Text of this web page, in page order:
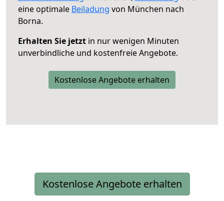
eine optimale Beiladung von München nach
Borna.
Erhalten Sie jetzt in nur wenigen Minuten
unverbindliche und kostenfreie Angebote.
Kostenlose Angebote erhalten
Kostenlose Angebote erhalten